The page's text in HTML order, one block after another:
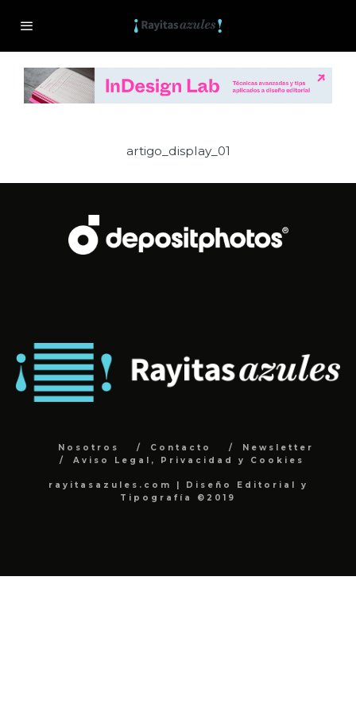
artigo_display_01
Nosotros Contacto
Newsletter
Aviso Legal, Privacidad y Cookies
rayitasazules.com | Diseño Editorial y
Tipografía ©2019